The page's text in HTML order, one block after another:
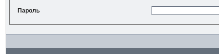
Пароль